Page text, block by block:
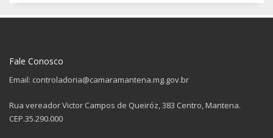
Fale Conosco
Email: controladoria@camaramantena.mg.gov.br
Rua vereador Victor Campos de Queiróz, 383 Centro, Mantena.
CEP.35.290.000